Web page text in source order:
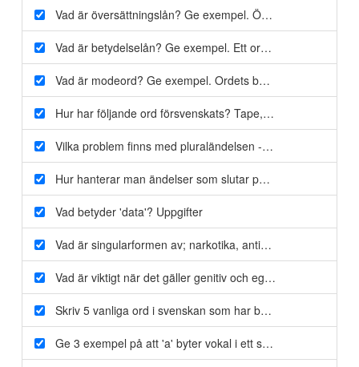
Vad är översättningslån? Ge exempel. Översättning till
Vad är betydelselån? Ge exempel. Ett ord som redan finns
Vad är modeord? Ge exempel. Ordets betydelse ändras
Hur har följande ord försvenskats? Tape, mail, juice,
Vilka problem finns med pluraländelsen -s?
Hur hanterar man ändelser som slutar på konsonant + -
Vad betyder 'data'? Uppgifter
Vad är singularformen av; narkotika, antiseptika,
Vad är viktigt när det gäller genitiv och egennamn i
Skriv 5 vanliga ord i svenskan som har både en- och
Ge 3 exempel på att 'a' byter vokal i ett sammansatt ord?